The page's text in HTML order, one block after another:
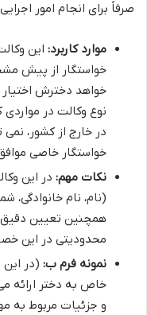
صرفاً برای انجام امور
موارد کاربرد: این
خواستگار از پیش
خواهد دخترش اختیار
نوع وکالت در مواردی
در خارج از کشور،
خواستگار خاصی
نکات مهم: در این
(نام، نام خانوادگی،
همچنین تعیین
محدودیتی در این
نمونه فرم ب: (در
خاص به دختر ارائه
و جزئیات مربوط به